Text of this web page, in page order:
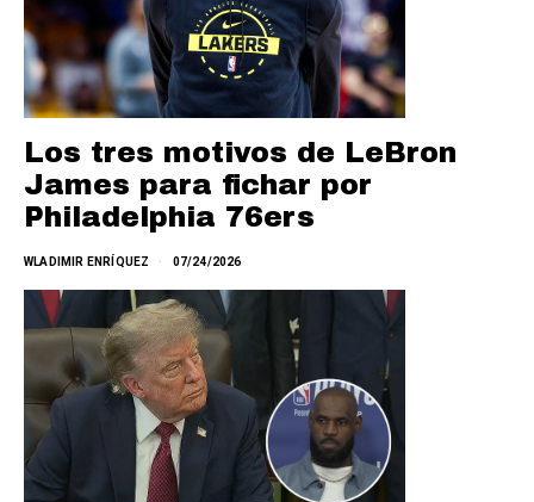
Los tres motivos de LeBron
James para fichar por
Philadelphia 76ers
WLADIMIR ENRÍQUEZ 07/24/2026